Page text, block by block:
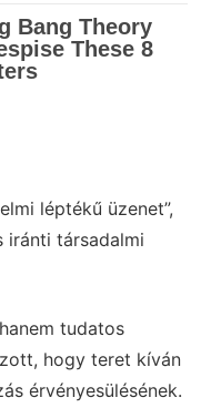
léptékű üzenet”,
iránti társadalmi
tudatos
hogy teret kíván
érvényesülésének.